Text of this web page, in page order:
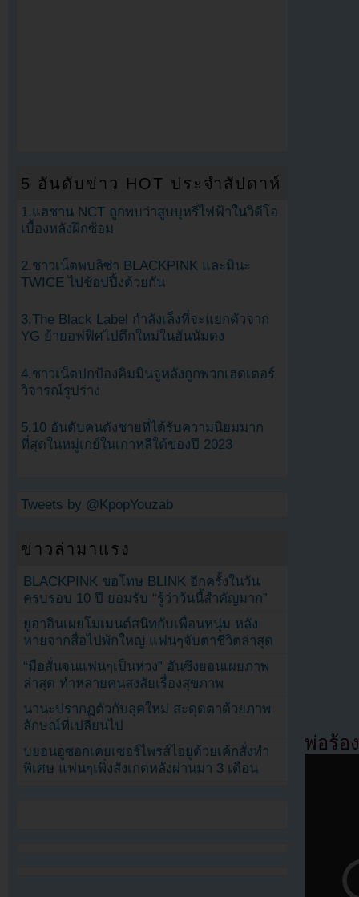
พ่อร้อง
5 อันดับข่าว HOT ประจำสัปดาห์
1.แฮชาน NCT ถูกพบว่าสูบบุหรี่ไฟฟ้าในวิดีโอ
เบื้องหลังฝึกซ้อม
2.ชาวเน็ตพบลิซ่า BLACKPINK และมินะ
TWICE ไปช้อปปิ้งด้วยกัน
3.The Black Label กำลังเล็งที่จะแยกตัวจาก
YG ย้ายอฟฟิศไปตึกใหม่ในฮันนัมดง
4.ชาวเน็ตปกป้องคิมมินจูหลังถูกพวกเฮดเตอร์
วิจารณ์รูปร่าง
5.10 อันดับคนดังชายที่ได้รับความนิยมมาก
ที่สุดในหมู่เกย์ในเกาหลีใต้ของปี 2023
Tweets by @KpopYouzab
ข่าวล่ามาแรง
BLACKPINK ขอโทษ BLINK อีกครั้งในวัน
ครบรอบ 10 ปี ยอมรับ “รู้ว่าวันนี้สำคัญมาก”
ยูอาอินเผยโมเมนต์สนิทกับเพื่อนหนุ่ม หลัง
หายจากสื่อไปพักใหญ่ แฟนๆจับตาชีวิตล่าสุด
“มือสั่นจนแฟนๆเป็นห่วง” ฮันซึงยอนเผยภาพ
ล่าสุด ทำหลายคนสงสัยเรื่องสุขภาพ
นานะปรากฏตัวกับลุคใหม่ สะดุดตาด้วยภาพ
ลักษณ์ที่เปลี่ยนไป
บยอนอูซอกเคยเซอร์ไพรส์ไอยูด้วยเค้กสั่งทำ
พิเศษ แฟนๆเพิ่งสังเกตหลังผ่านมา 3 เดือน